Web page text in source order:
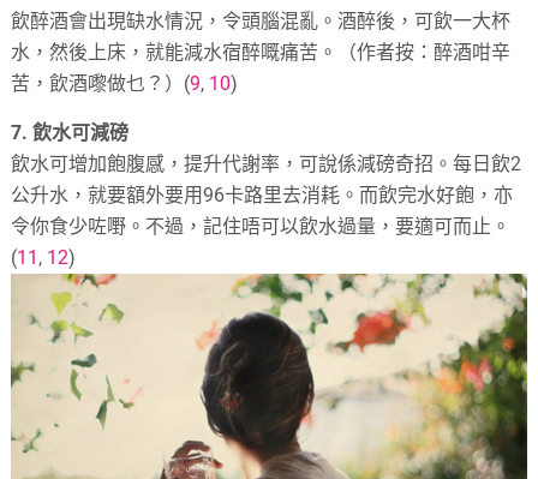
飲醉酒會出現缺水情況，令頭腦混亂。酒醉後，可飲一大杯
水，然後上床，就能減水宿醉嘅痛苦。（作者按：醉酒咁辛
苦，飲酒嚟做乜？）(9, 10)
7. 飲水可減磅
飲水可增加飽腹感，提升代謝率，可說係減磅奇招。每日飲2
公升水，就要額外要用96卡路里去消耗。而飲完水好飽，亦
令你食少咗嘢。不過，記住唔可以飲水過量，要適可而止。
(11 , 12)